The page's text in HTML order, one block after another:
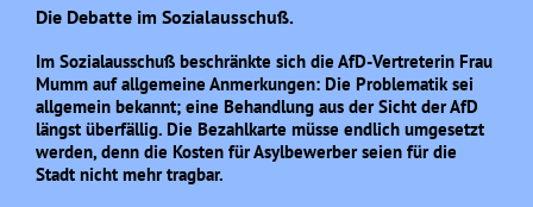
Die Debatte im Sozialausschuß.
Im Sozialausschuß beschränkte sich die AfD-Vertreterin Frau
Mumm auf allgemeine Anmerkungen: Die Problematik sei
allgemein bekannt; eine Behandlung aus der Sicht der AfD
längst überfällig. Die Bezahlkarte müsse endlich umgesetzt
werden, denn die Kosten für Asylbewerber seien für die
Stadt nicht mehr tragbar.